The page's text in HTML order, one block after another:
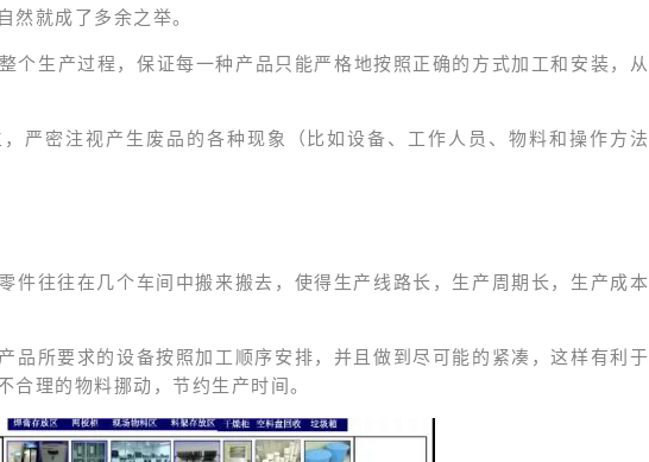
然就成了多余之举。
个生产过程，保证每一种产品只能严格地按照正确的方式加工和安装，从
严密注视产生废品的各种现象（比如设备、工作人员、物料和操作方法
件往往在几个车间中搬来搬去，使得生产线路长，生产周期长，生产成本
品所要求的设备按照加工顺序安排，并且做到尽可能的紧凑，这样有利于
合理的物料挪动，节约生产时间。